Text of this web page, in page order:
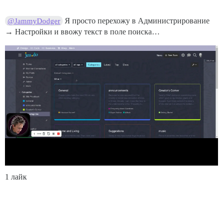
@JammyDodger
Я просто перехожу в Администрирование
→ Настройки и ввожу текст в поле поиска…
1 лайк